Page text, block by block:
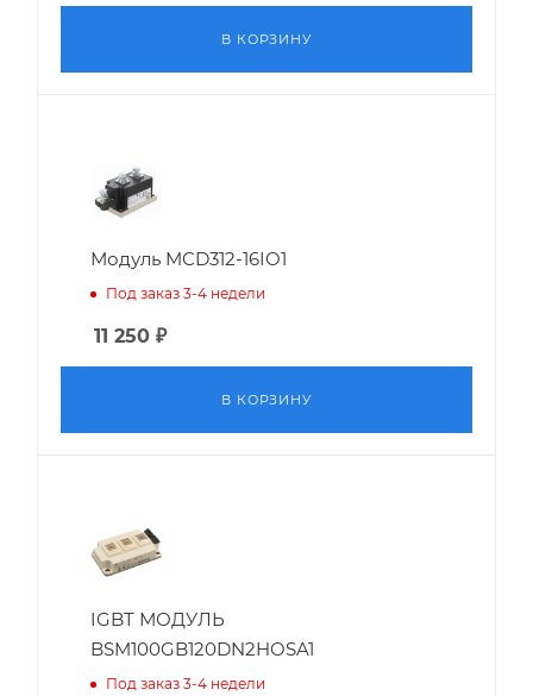
В КОРЗИНУ
Модуль MCD312-16IO1
Под заказ 3-4 недели
11 250 ₽
В КОРЗИНУ
IGBT МОДУЛЬ
BSM100GB120DN2HOSA1
Под заказ 3-4 недели